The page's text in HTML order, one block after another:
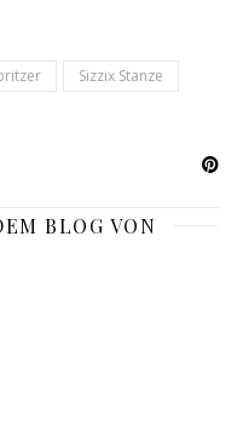
Sizzix Stanze
BLOG VON